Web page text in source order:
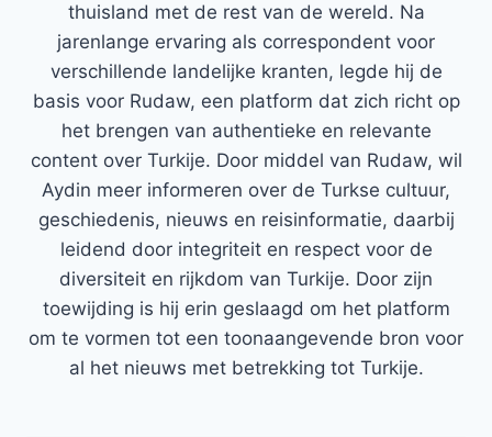
thuisland met de rest van de wereld. Na
jarenlange ervaring als correspondent voor
verschillende landelijke kranten, legde hij de
basis voor Rudaw, een platform dat zich richt op
het brengen van authentieke en relevante
content over Turkije. Door middel van Rudaw, wil
Aydin meer informeren over de Turkse cultuur,
geschiedenis, nieuws en reisinformatie, daarbij
leidend door integriteit en respect voor de
diversiteit en rijkdom van Turkije. Door zijn
toewijding is hij erin geslaagd om het platform
om te vormen tot een toonaangevende bron voor
al het nieuws met betrekking tot Turkije.